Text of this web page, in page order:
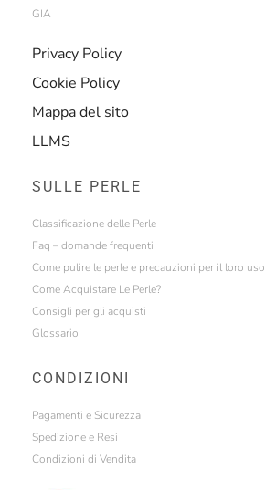
GIA
Privacy Policy
Cookie Policy
Mappa del sito
LLMS
SULLE PERLE
Classificazione delle Perle
Faq – domande frequenti
Come pulire le perle e precauzioni per il loro uso
Come Acquistare Le Perle?
Consigli per gli acquisti
Glossario
CONDIZIONI
Pagamenti e Sicurezza
Spedizione e Resi
Condizioni di Vendita